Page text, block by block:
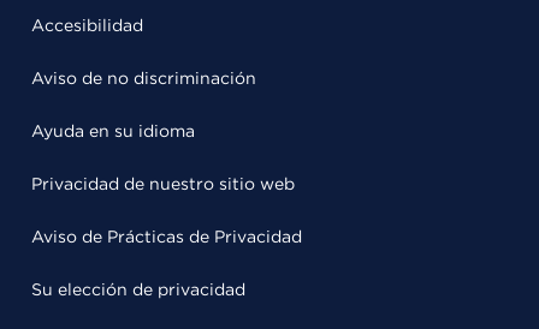
Accesibilidad
Aviso de no discriminación
Ayuda en su idioma
Privacidad de nuestro sitio web
Aviso de Prácticas de Privacidad
Su elección de privacidad